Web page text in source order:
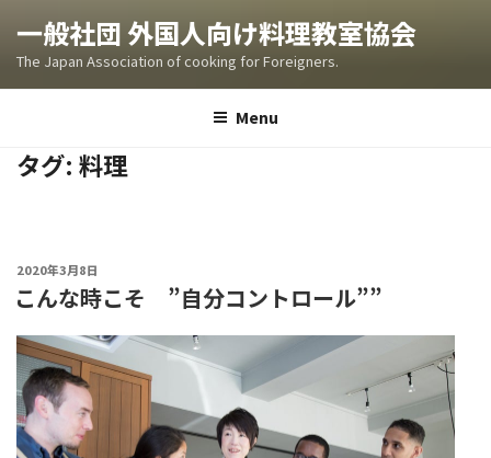
content
一般社団 外国人向け料理教室協会
The Japan Association of cooking for Foreigners.
Menu
タグ: 料理
POSTED
ON
2020年3月8日
こんな時こそ ”自分コントロール””